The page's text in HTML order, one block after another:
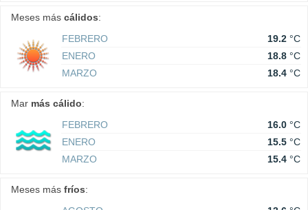
Meses más cálidos:
FEBRERO
19.2 °C
ENERO
18.8 °C
MARZO
18.4 °C
Mar más cálido:
FEBRERO
16.0 °C
ENERO
15.5 °C
MARZO
15.4 °C
Meses más fríos: